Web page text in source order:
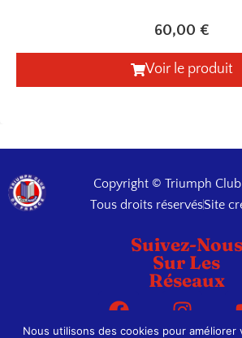
60,00 €
Voir le produit
Copyright © Triumph Club
Tous droits réservésSite
Suivez-Nous
Sur Les
Réseaux
Nous utilisons des cookies pour améliorer